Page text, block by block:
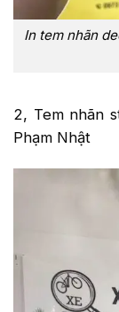
In tem nhãn
2, Tem nhãn
Phạm Nhật